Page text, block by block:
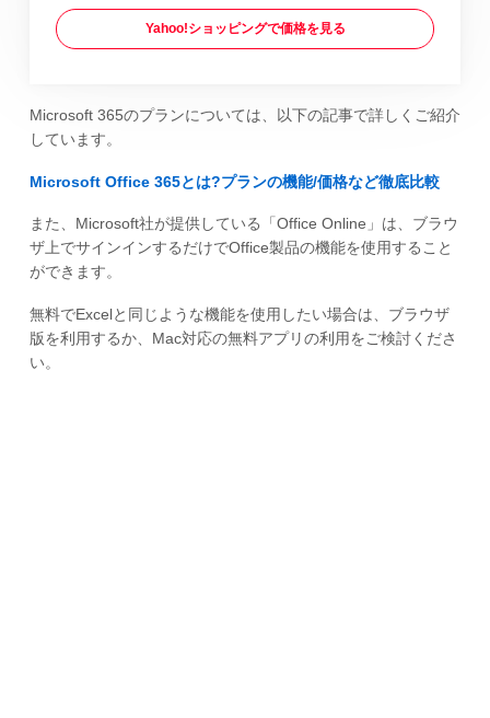
Yahoo!ショッピングで価格を見る
Microsoft 365のプランについては、以下の記事で詳しくご紹介
しています。
Microsoft Office 365とは?プランの機能/価格など徹底比較
また、Microsoft社が提供している「Office Online」は、ブラウ
ザ上でサインインするだけでOffice製品の機能を使用すること
ができます。
無料でExcelと同じような機能を使用したい場合は、ブラウザ
版を利用するか、Mac対応の無料アプリの利用をご検討くださ
い。